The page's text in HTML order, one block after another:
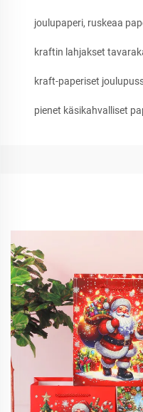
joulupaperi, ruskeaa
kraftin lahjakset
kraft-paperiset
pienet käsikahvalliset